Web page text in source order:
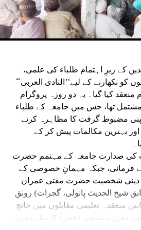
کے زیرِ اہتمام طلباء کی علمی،
نکھارنے کے لیے’’النادی العربی‘‘
منعقد کیا گیا۔ یہ دو روزہ پروگرام
تھا، جس میں جامعہ کے طلباء
مضبوط گرفت کا مظاہرہ کرتے
اور بہترین مکالمات پیش کر کے
کی صدارت جامعہ کے مہتمم حضرت
نے فرمائی، جبکہ مہمانِ خصوصی کے
دینی شخصیت حضرت مفتی عمران
شیخ الحدیث پانولی، گجرات) رونقِ
منعقدہ تعلیمی مقابلوں میں جانچ